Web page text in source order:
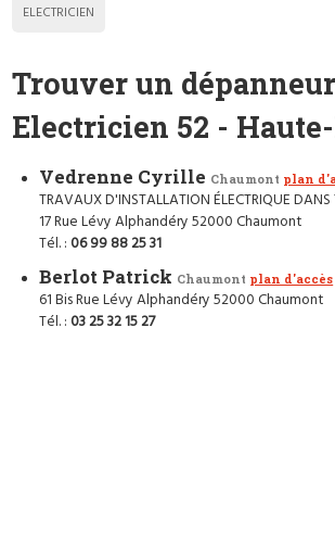
ELECTRICIEN
Trouver un dépanneur
Electricien 52 -
Vedrenne Cyrille Chaumont plan
TRAVAUX D'INSTALLATION ÉLECTRIQUE
17 Rue Lévy Alphandéry 52000 Chaumont
Tél. : 06 99 88 25 31
Berlot Patrick Chaumont plan d'accès
61 Bis Rue Lévy Alphandéry 52000 Chaumont
Tél. : 03 25 32 15 27